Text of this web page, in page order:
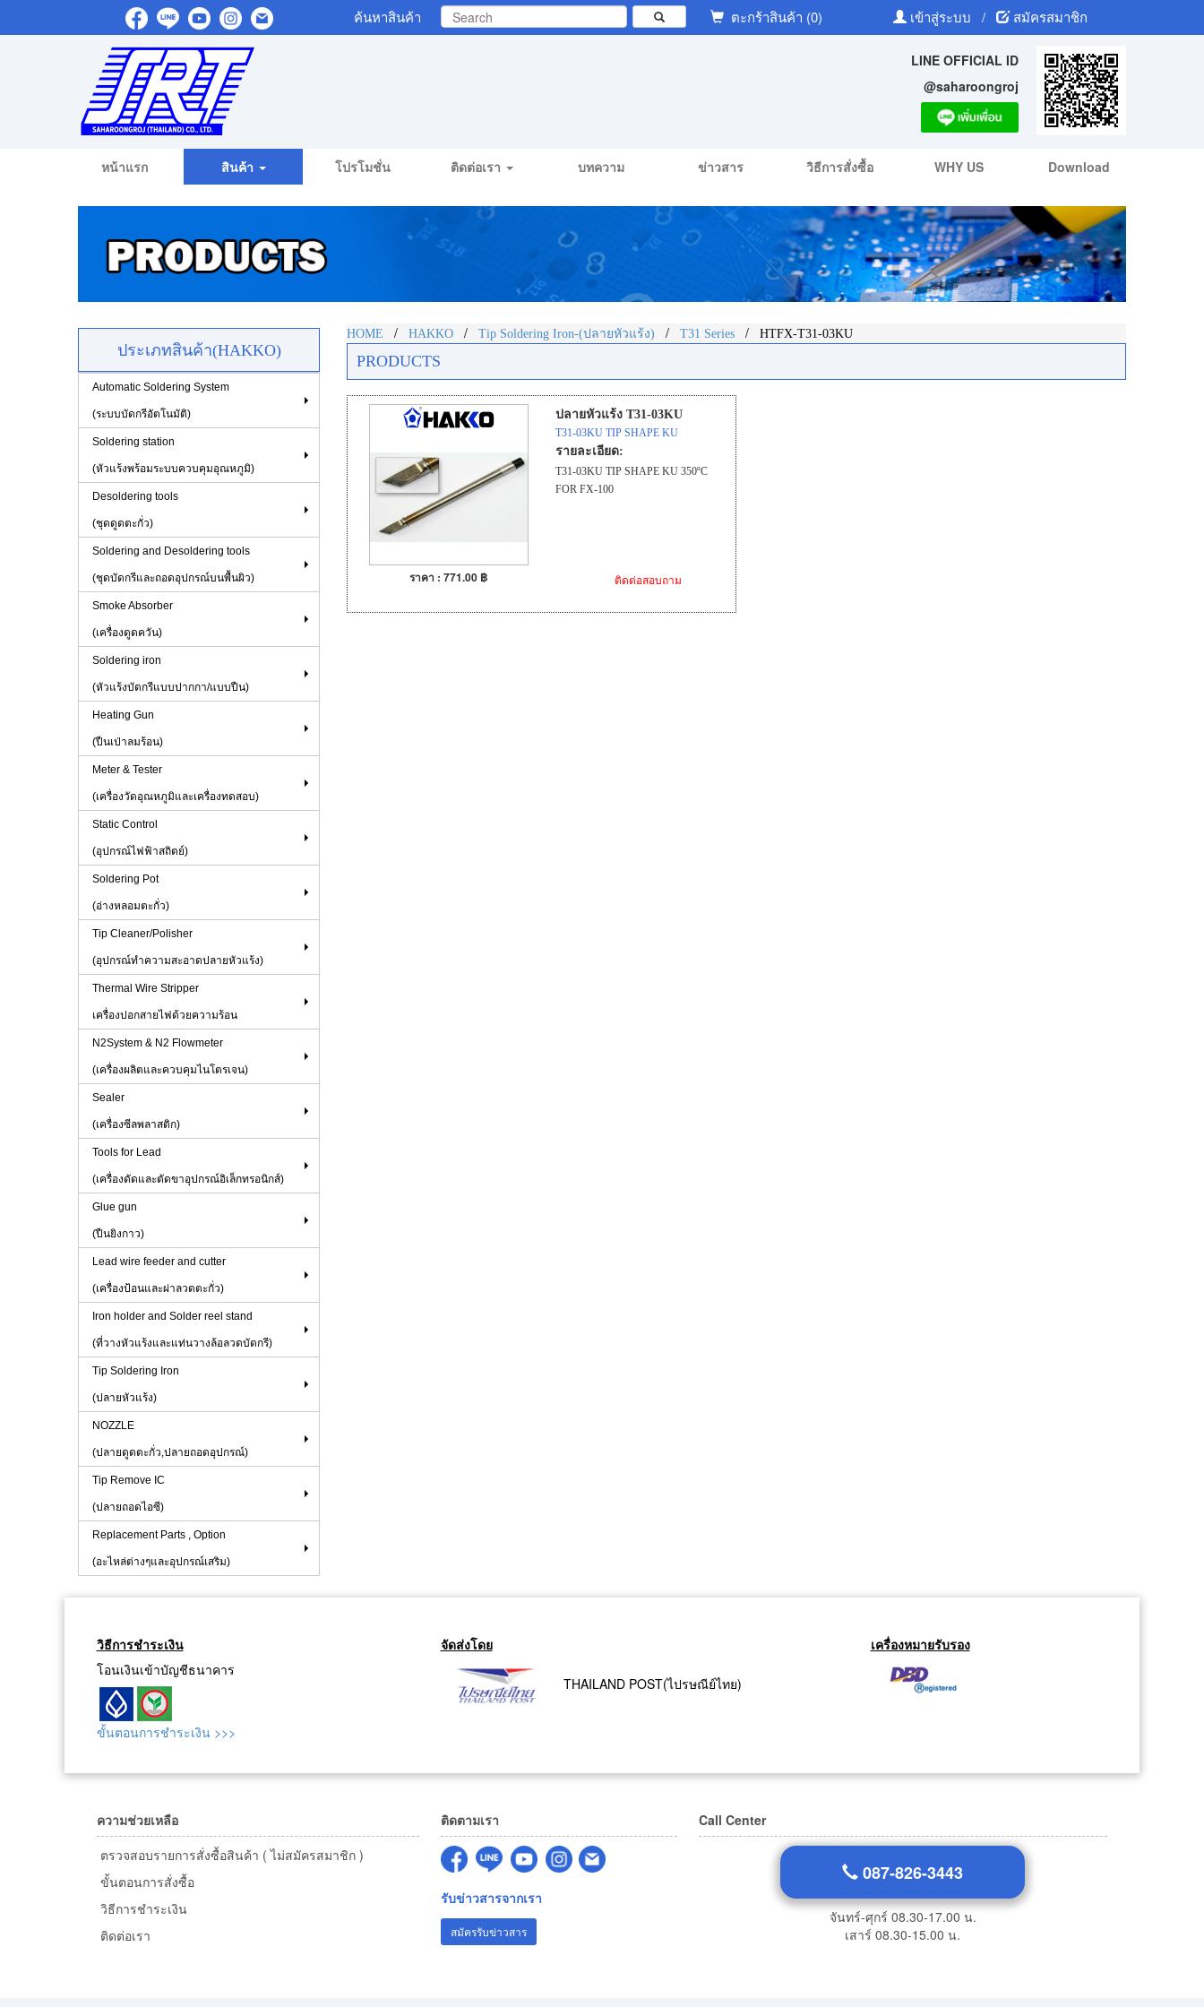
ค้นหาสินค้า ตะกร้าสินค้า (0) เข้าสู่ระบบ / สมัครสมาชิก
LINE OFFICIAL ID
@saharoongroj
หน้าแรก สินค้า โปรโมชั่น ติดต่อเรา บทความ ข่าวสาร วิธีการสั่งซื้อ WHY US Download
ประเภทสินค้า(HAKKO)
Automatic Soldering System
(ระบบบัดกรีอัตโนมัติ)
Soldering station
(หัวแร้งพร้อมระบบควบคุมอุณหภูมิ)
Desoldering tools
(ชุดดูดตะกั่ว)
Soldering and Desoldering tools
(ชุดบัดกรีและถอดอุปกรณ์บนพื้นผิว)
Smoke Absorber
(เครื่องดูดควัน)
Soldering iron
(หัวแร้งบัดกรีแบบปากกา/แบบปืน)
Heating Gun
(ปืนเป่าลมร้อน)
Meter & Tester
(เครื่องวัดอุณหภูมิและเครื่องทดสอบ)
Static Control
(อุปกรณ์ไฟฟ้าสถิตย์)
Soldering Pot
(อ่างหลอมตะกั่ว)
Tip Cleaner/Polisher
(อุปกรณ์ทำความสะอาดปลายหัวแร้ง)
Thermal Wire Stripper
เครื่องปอกสายไฟด้วยความร้อน
N2System & N2 Flowmeter
(เครื่องผลิตและควบคุมไนโตรเจน)
Sealer
(เครื่องซีลพลาสติก)
Tools for Lead
(เครื่องดัดและตัดขาอุปกรณ์อิเล็กทรอนิกส์)
Glue gun
(ปืนยิงกาว)
Lead wire feeder and cutter
(เครื่องป้อนและผ่าลวดตะกั่ว)
Iron holder and Solder reel stand
(ที่วางหัวแร้งและแท่นวางล้อลวดบัดกรี)
Tip Soldering Iron
(ปลายหัวแร้ง)
NOZZLE
(ปลายดูดตะกั่ว,ปลายถอดอุปกรณ์)
Tip Remove IC
(ปลายถอดไอซี)
Replacement Parts , Option
(อะไหล่ต่างๆและอุปกรณ์เสริม)
HOME / HAKKO / Tip Soldering Iron-(ปลายหัวแร้ง) / T31 Series / HTFX-T31-03KU
PRODUCTS
ปลายหัวแร้ง T31-03KU
T31-03KU TIP SHAPE KU
รายละเอียด:
T31-03KU TIP SHAPE KU 350ºC
FOR FX-100
ราคา : 771.00 ฿ ติดต่อสอบถาม
วิธีการชำระเงิน
โอนเงินเข้าบัญชีธนาคาร
ขั้นตอนการชำระเงิน >>>
จัดส่งโดย
THAILAND POST(ไปรษณีย์ไทย)
เครื่องหมายรับรอง
ความช่วยเหลือ
ตรวจสอบรายการสั่งซื้อสินค้า ( ไม่สมัครสมาชิก )
ขั้นตอนการสั่งซื้อ
วิธีการชำระเงิน
ติดต่อเรา
ติดตามเรา
รับข่าวสารจากเรา
สมัครรับข่าวสาร
Call Center
087-826-3443
จันทร์-ศุกร์ 08.30-17.00 น.
เสาร์ 08.30-15.00 น.